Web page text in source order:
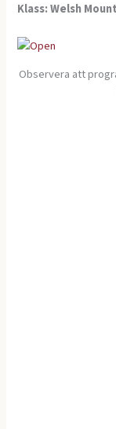
Klass: Welsh
Observera att